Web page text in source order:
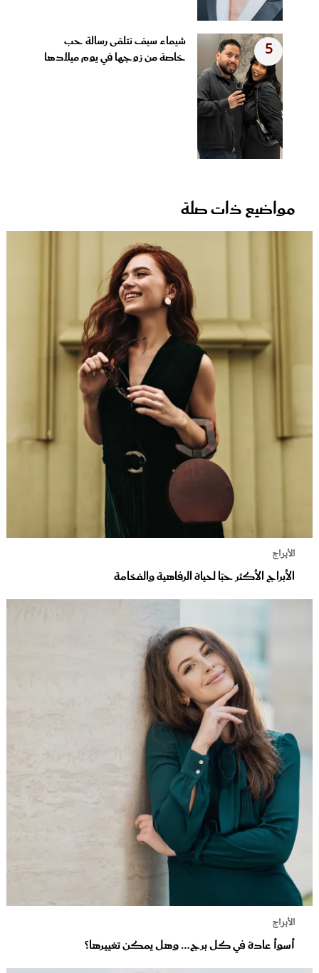
5
شيماء سيف تتلقى رسالة حب
خاصة من زوجها في يوم ميلادها
مواضيع ذات صلة
الأبراج
الأبراج الأكثر حبًا لحياة الرفاهية والفخامة
الأبراج
أسوأ عادة في كل برج… وهل يمكن تغييرها؟